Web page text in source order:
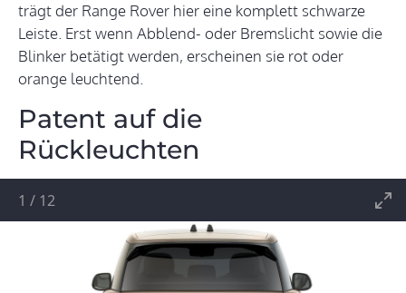
trägt der Range Rover hier eine komplett schwarze
Leiste. Erst wenn Abblend- oder Bremslicht sowie die
Blinker betätigt werden, erscheinen sie rot oder
orange leuchtend.
Patent auf die
Rückleuchten
1 / 12